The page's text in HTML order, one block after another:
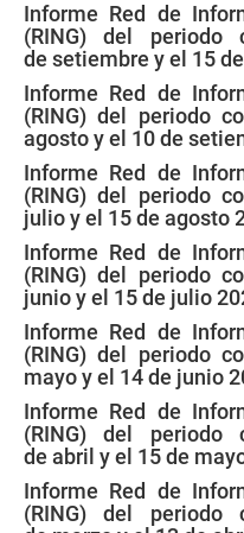
Informe Red de
(RING) del periodo
de setiembre y el 15
Informe Red de
(RING) del periodo
agosto y el 10 de
Informe Red de
(RING) del periodo
julio y el 15 de agosto
Informe Red de
(RING) del periodo
junio y el 15 de julio
Informe Red de
(RING) del periodo
mayo y el 14 de junio
Informe Red de
(RING) del periodo
de abril y el 15 de
Informe Red de
(RING) del periodo